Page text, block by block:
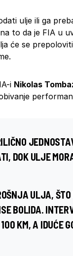
ulje ili ga
to da je FIA u
će se
i Nikolas
DOK ULJE
ULJA,
BOLIDA.
KM, A IDUĆE